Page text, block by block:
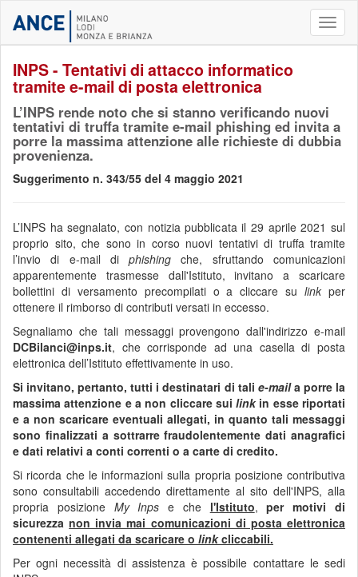
INPS - Tentativi di attacco informatico
tramite e-mail di posta elettronica
L’INPS rende noto che si stanno verificando nuovi
tentativi di truffa tramite e-mail phishing ed invita a
porre la massima attenzione alle richieste di dubbia
provenienza.
Suggerimento n. 343/55 del 4 maggio 2021
L’INPS ha segnalato, con notizia pubblicata il 29 aprile 2021 sul
proprio sito, che sono in corso nuovi tentativi di truffa tramite
l’invio di e-mail diphishing che, sfruttando comunicazioni
apparentemente trasmesse dall'Istituto, invitano a scaricare
bollettini di versamento precompilati o a cliccare sulink per
ottenere il rimborso di contributi versati in eccesso.
Segnaliamo che tali messaggi provengono dall'indirizzo e-mail
DCBilanci@inps.it, che corrisponde ad una casella di posta
elettronica dell’Istituto effettivamente in uso.
Si invitano, pertanto, tutti i destinatari di tali e-maila porre la
massima attenzione e a non cliccare suilinkin esse riportati
e a non scaricare eventuali allegati, in quanto tali messaggi
sono finalizzati a sottrarre fraudolentemente dati anagrafici
e dati relativi a conti correnti o a carte di credito.
Si ricorda che le informazioni sulla propria posizione contributiva
sono consultabili accedendo direttamente al sito dell'INPS, alla
propria posizione My Inps e che l'Istituto,per motivi di
sicurezzanon invia mai comunicazioni di posta elettronica
contenenti allegati da scaricare o linkcliccabili.
Per ogni necessità di assistenza è possibile contattare le sedi